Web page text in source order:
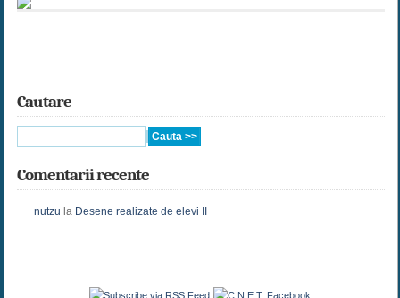
Cautare
Comentarii recente
nutzu la Desene realizate de elevi II